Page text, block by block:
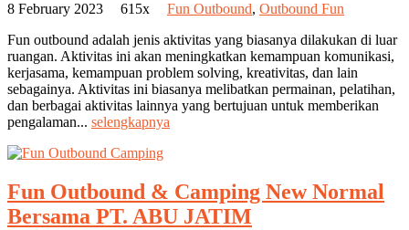
8 February 2023 615x Fun Outbound, Outbound Fun
Fun outbound adalah jenis aktivitas yang biasanya dilakukan di luar
ruangan. Aktivitas ini akan meningkatkan kemampuan komunikasi,
kerjasama, kemampuan problem solving, kreativitas, dan lain
sebagainya. Aktivitas ini biasanya melibatkan permainan, pelatihan,
dan berbagai aktivitas lainnya yang bertujuan untuk memberikan
pengalaman... selengkapnya
Fun Outbound & Camping New Normal
Bersama PT. ABU JATIM